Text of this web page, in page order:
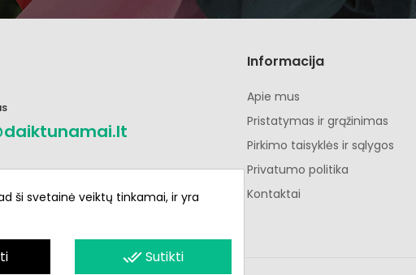
Informacija
Apie mus
Pristatymas ir grąžinimas
Pirkimo taisyklės ir sąlygos
Privatumo politika
Kontaktai
ši svetainė veiktų tinkamai, ir yra
done_allSutikti